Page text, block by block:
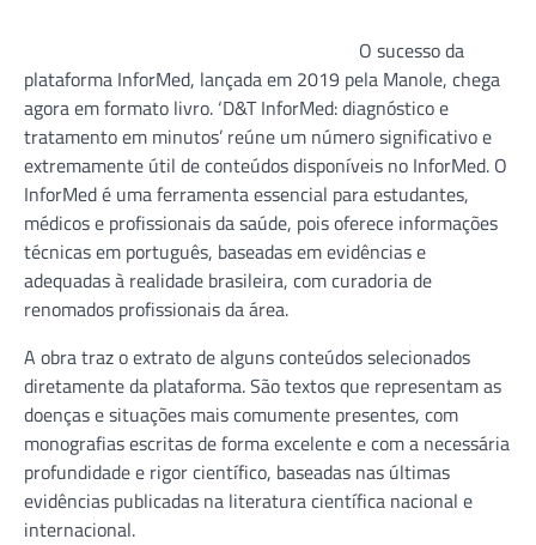
O sucesso da
plataforma InforMed, lançada em 2019 pela Manole, chega
agora em formato livro. ‘D&T InforMed: diagnóstico e
tratamento em minutos’ reúne um número significativo e
extremamente útil de conteúdos disponíveis no InforMed. O
InforMed é uma ferramenta essencial para estudantes,
médicos e profissionais da saúde, pois oferece informações
técnicas em português, baseadas em evidências e
adequadas à realidade brasileira, com curadoria de
renomados profissionais da área.
A obra traz o extrato de alguns conteúdos selecionados
diretamente da plataforma. São textos que representam as
doenças e situações mais comumente presentes, com
monografias escritas de forma excelente e com a necessária
profundidade e rigor científico, baseadas nas últimas
evidências publicadas na literatura científica nacional e
internacional.